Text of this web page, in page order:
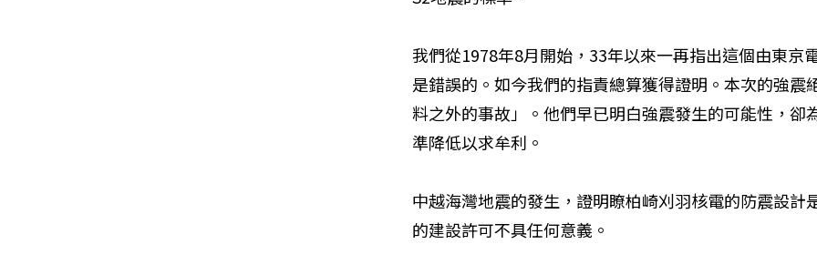
我們從1978年8月開始，33年以來一再指出這個由東京
是錯誤的。如今我們的指責總算獲得證明。本次的強震
料之外的事故」。他們早已明白強震發生的可能性，卻
準降低以求牟利。
中越海灣地震的發生，證明瞭柏崎刈羽核電的防震設計
的建設許可不具任何意義。